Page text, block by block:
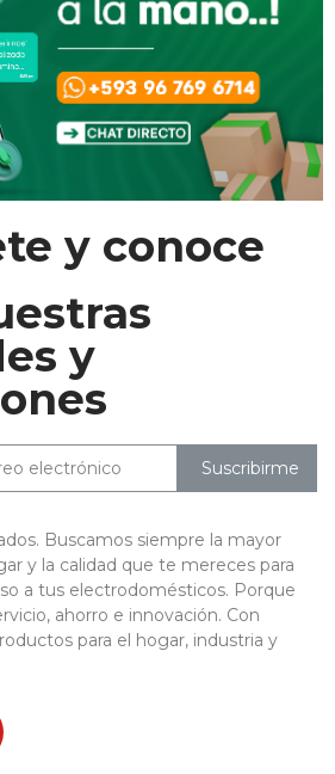
y conoce
y
Suscribirme
Buscamos siempre la mayor
y la calidad que te mereces para
a tus electrodomésticos. Porque
ahorro e innovación. Con
para el hogar, industria y